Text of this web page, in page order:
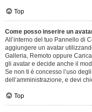
Top
Come posso inserire un
All’interno del tuo Pannello di
aggiungere un avatar
Galleria, Remoto oppure
gli avatar e decide anche il
Se non ti è concesso l’uso
dell’amministrazione, e devi
Top